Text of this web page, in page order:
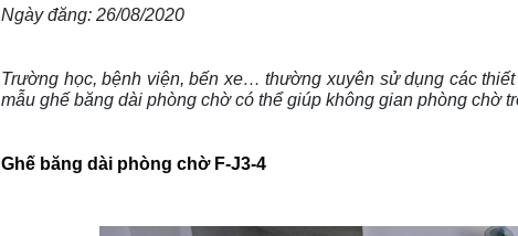
Ngày đăng: 26/08/2020
Trường học, bệnh viện, bến xe… thường xuyên sử dụng các
mẫu ghế băng dài phòng chờ có thể giúp không gian phòng chờ
Ghế băng dài phòng chờ F-J3-4